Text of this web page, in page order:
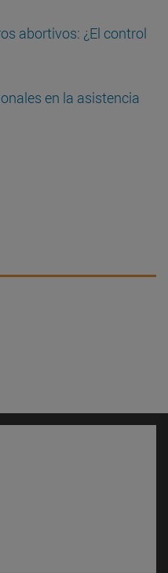
abortivos: ¿El control
en la asistencia